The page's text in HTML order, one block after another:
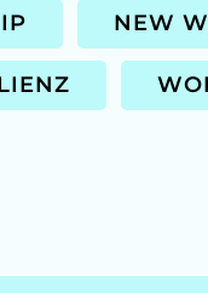
NEW